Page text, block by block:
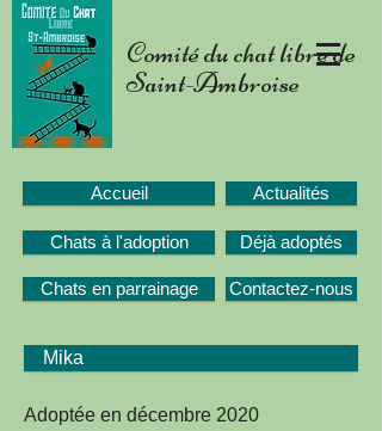
Comité du chat libre de
Saint-Ambroise
Accueil Actualités
Chats à l'adoption
Chats en parrainage
Déjà adoptés
Contactez-nous
Mika
Adoptée en décembre 2020